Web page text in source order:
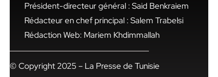
Président-directeur général : Said Benkraiem
Rédacteur en chef principal : Salem Trabelsi
Rédaction Web: Mariem Khdimmallah
© Copyright 2025 – La Presse de Tunisie